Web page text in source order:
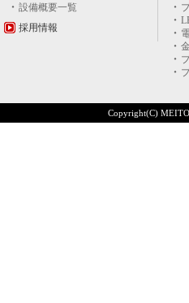
設備概要一覧
採用情報
Copyright(C)